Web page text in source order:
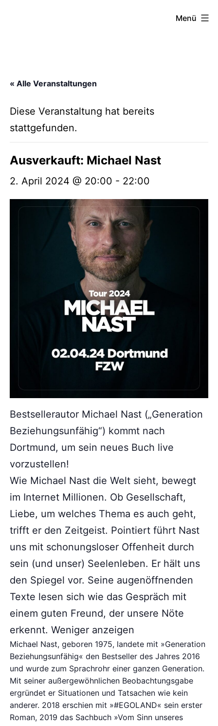
Menü
« Alle Veranstaltungen
Diese Veranstaltung hat bereits
stattgefunden.
Ausverkauft: Michael Nast
2. April 2024 @ 20:00 - 22:00
Bestsellerautor Michael Nast („Generation
Beziehungsunfähig“) kommt nach
Dortmund, um sein neues Buch live
vorzustellen!
Wie Michael Nast die Welt sieht, bewegt
im Internet Millionen. Ob Gesellschaft,
Liebe, um welches Thema es auch geht,
trifft er den Zeitgeist. Pointiert führt Nast
uns mit schonungsloser Offenheit durch
sein (und unser) Seelenleben. Er hält uns
den Spiegel vor. Seine augenöffnenden
Texte lesen sich wie das Gespräch mit
einem guten Freund, der unsere Nöte
erkennt. Weniger anzeigen
Michael Nast, geboren 1975, landete mit »Generation
Beziehungsunfähig« den Bestseller des Jahres 2016
und wurde zum Sprachrohr einer ganzen Generation.
Mit seiner außergewöhnlichen Beobachtungsgabe
ergründet er Situationen und Tatsachen wie kein
anderer. 2018 erschien mit »#EGOLAND« sein erster
Roman, 2019 das Sachbuch »Vom Sinn unseres